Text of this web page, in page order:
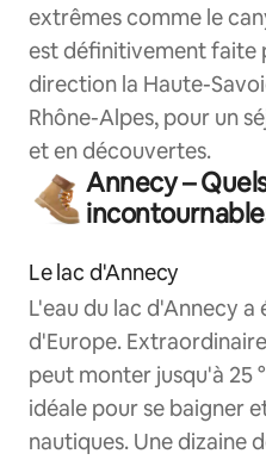
extrêmes comme le
est définitivement faite
direction la Haute-
Rhône-Alpes, pour un
et en découvertes.
Annecy –
Le lac d'Annecy
L'eau du lac d'Annecy a
d'Europe.
peut monter jusqu'à 25
idéale pour se baigner
nautiques. Une dizaine